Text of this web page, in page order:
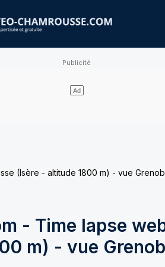
(Isère - altitude 1800 m) - vue
- Time lapse
m) - vue